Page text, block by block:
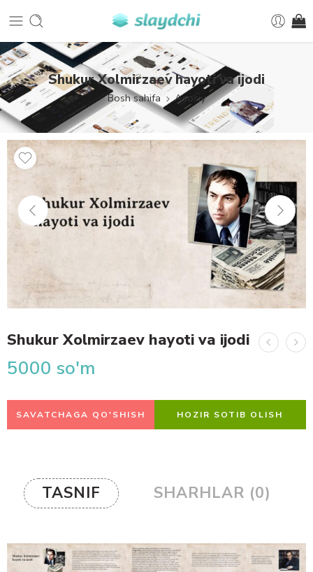
Shukur Xolmirzaev hayoti va ijodi
Bosh sahifa Asosiy
Shukur Xolmirzaev hayoti va ijodi
5000 so'm
SAVATCHAGA QO'SHISH HOZIR SOTIB OLISH
TASNIF SHARHLAR (0)